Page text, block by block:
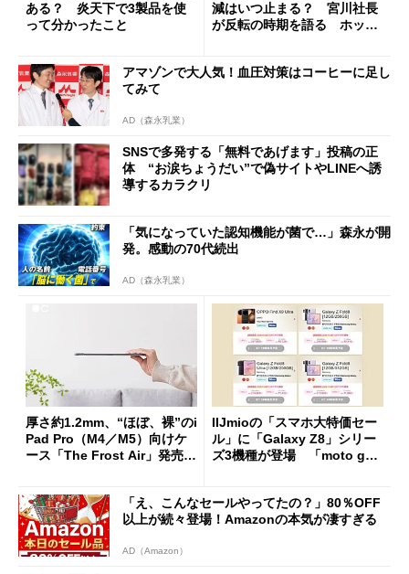
ある？ 炎天下で3製品を使
って分かったこと
減はいつ止まる？ 宮川社長
が反転の時期を語る ホッピ
アマゾンで大人気！血圧対策はコーヒーに足し
てみて
AD（森永乳業）
SNSで多発する「無料であげます」投稿の正
体 “お涙ちょうだい”で偽サイトやLINEへ誘
導するカラクリ
「気になっていた認知機能が菌で…」森永が開
発。感動の70代続出
AD（森永乳業）
厚さ約1.2mm、“ほぼ、裸”のi
Pad Pro（M4／M5）向けケ
ース「The Frost Air」発売
IIJmioの「スマホ大特価セー
ル」に「Galaxy Z8」シリー
ズ3機種が登場 「moto g37
「え、こんなセールやってたの？」80％OFF
以上が続々登場！Amazonの本気が凄すぎる
AD（Amazon）